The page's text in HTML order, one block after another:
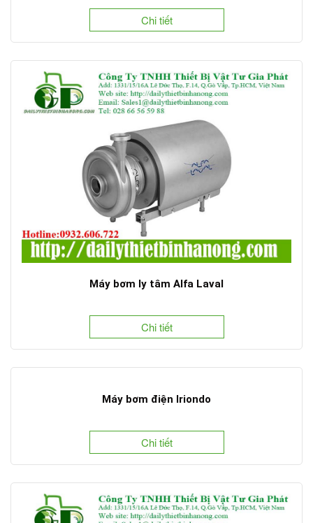
Chi tiết
Máy bơm ly tâm Alfa Laval
Chi tiết
Máy bơm điện Iriondo
Chi tiết